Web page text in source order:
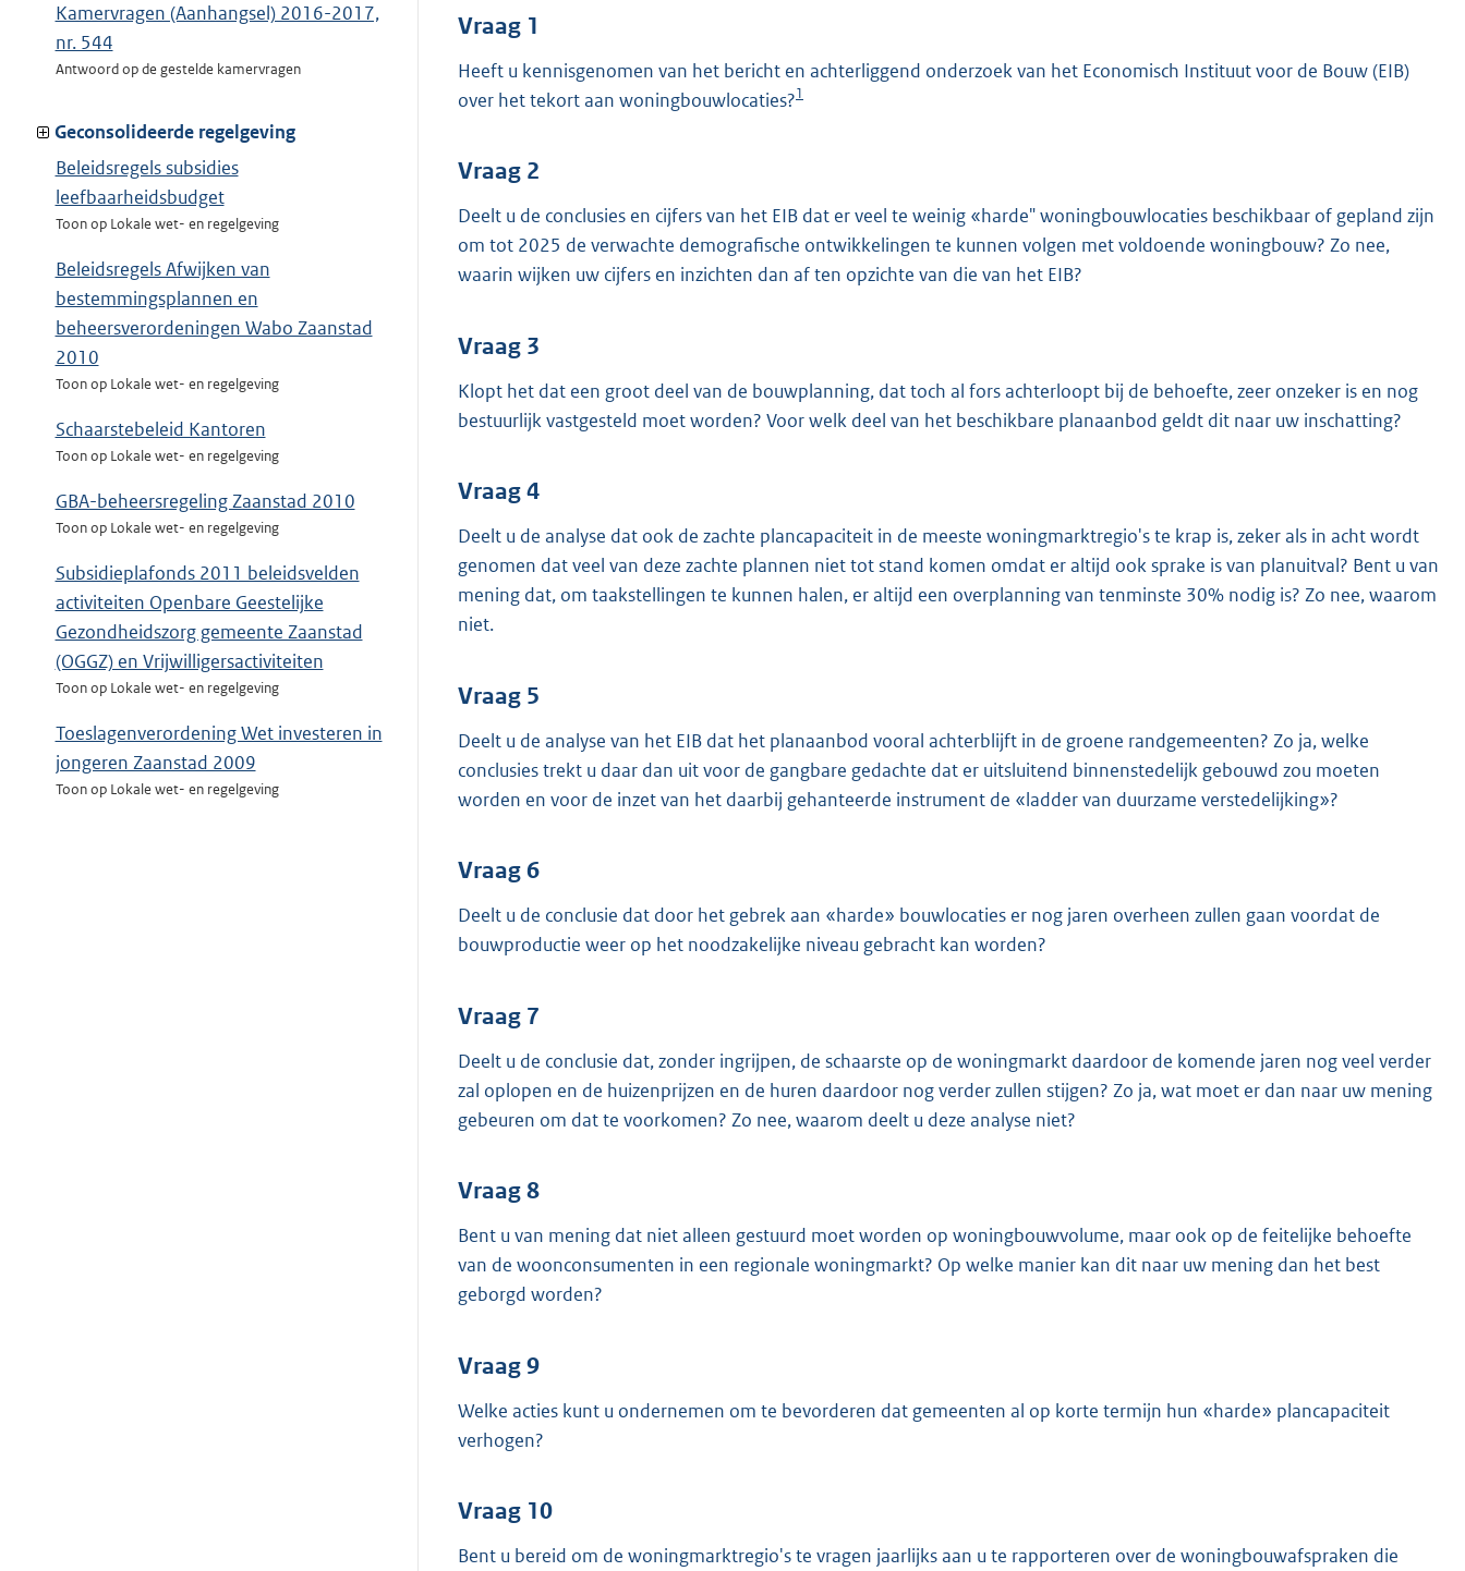
Kamervragen (Aanhangsel) 2016-2017,
nr. 544
Antwoord op de gestelde kamervragen
Geconsolideerde regelgeving
Beleidsregels subsidies
leefbaarheidsbudget
Toon op Lokale wet- en regelgeving
Beleidsregels Afwijken van
bestemmingsplannen en
beheersverordeningen Wabo Zaanstad
2010
Toon op Lokale wet- en regelgeving
Schaarstebeleid Kantoren
Toon op Lokale wet- en regelgeving
GBA-beheersregeling Zaanstad 2010
Toon op Lokale wet- en regelgeving
Subsidieplafonds 2011 beleidsvelden
activiteiten Openbare Geestelijke
Gezondheidszorg gemeente Zaanstad
(OGGZ) en Vrijwilligersactiviteiten
Toon op Lokale wet- en regelgeving
Toeslagenverordening Wet investeren in
jongeren Zaanstad 2009
Toon op Lokale wet- en regelgeving
r
e
:
4
Vraag 1
Heeft u kennisgenomen van het bericht en achterliggend onderzoek van het Economisch Instituut voor de Bouw (EIB)
over het tekort aan woningbouwlocaties?1
Vraag 2
Deelt u de conclusies en cijfers van het EIB dat er veel te weinig «harde" woningbouwlocaties beschikbaar of gepland zijn
om tot 2025 de verwachte demografische ontwikkelingen te kunnen volgen met voldoende woningbouw? Zo nee,
waarin wijken uw cijfers en inzichten dan af ten opzichte van die van het EIB?
Vraag 3
Klopt het dat een groot deel van de bouwplanning, dat toch al fors achterloopt bij de behoefte, zeer onzeker is en nog
bestuurlijk vastgesteld moet worden? Voor welk deel van het beschikbare planaanbod geldt dit naar uw inschatting?
Vraag 4
Deelt u de analyse dat ook de zachte plancapaciteit in de meeste woningmarktregio's te krap is, zeker als in acht wordt
genomen dat veel van deze zachte plannen niet tot stand komen omdat er altijd ook sprake is van planuitval? Bent u van
mening dat, om taakstellingen te kunnen halen, er altijd een overplanning van tenminste 30% nodig is? Zo nee, waarom
niet.
Vraag 5
Deelt u de analyse van het EIB dat het planaanbod vooral achterblijft in de groene randgemeenten? Zo ja, welke
conclusies trekt u daar dan uit voor de gangbare gedachte dat er uitsluitend binnenstedelijk gebouwd zou moeten
worden en voor de inzet van het daarbij gehanteerde instrument de «ladder van duurzame verstedelijking»?
Vraag 6
Deelt u de conclusie dat door het gebrek aan «harde» bouwlocaties er nog jaren overheen zullen gaan voordat de
bouwproductie weer op het noodzakelijke niveau gebracht kan worden?
Vraag 7
Deelt u de conclusie dat, zonder ingrijpen, de schaarste op de woningmarkt daardoor de komende jaren nog veel verder
zal oplopen en de huizenprijzen en de huren daardoor nog verder zullen stijgen? Zo ja, wat moet er dan naar uw mening
gebeuren om dat te voorkomen? Zo nee, waarom deelt u deze analyse niet?
Vraag 8
Bent u van mening dat niet alleen gestuurd moet worden op woningbouwvolume, maar ook op de feitelijke behoefte
van de woonconsumenten in een regionale woningmarkt? Op welke manier kan dit naar uw mening dan het best
geborgd worden?
Vraag 9
Welke acties kunt u ondernemen om te bevorderen dat gemeenten al op korte termijn hun «harde» plancapaciteit
verhogen?
Vraag 10
Bent u bereid om de woningmarktregio's te vragen jaarlijks aan u te rapporteren over de woningbouwafspraken die